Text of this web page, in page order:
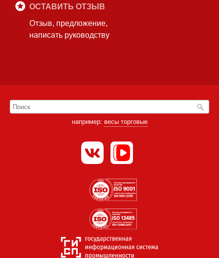
ОСТАВИТЬ ОТЗЫВ
Отзыв, предложение,
написать руководству
например: весы торговые